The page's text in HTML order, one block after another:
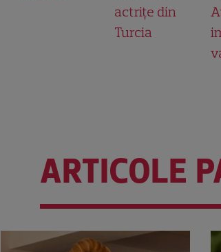
actrițe din
Turcia
ARTICOLE